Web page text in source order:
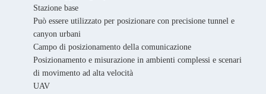
Stazione base
Può essere utilizzato per posizionare con precisione tunnel e
canyon urbani
Campo di posizionamento della comunicazione
Posizionamento e misurazione in ambienti complessi e scenari
di movimento ad alta velocità
UAV